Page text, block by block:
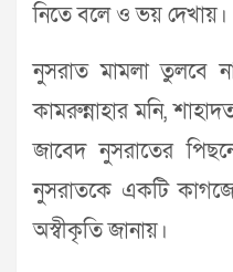
নিতে বলে ও ভয় দেখায়।
নুসরাত মামলা তুলবে
কামরুন্নাহার মনি,
জাবেদ নুসরাতের
নুসরাতকে একটি
অস্বীকৃতি জানায়।